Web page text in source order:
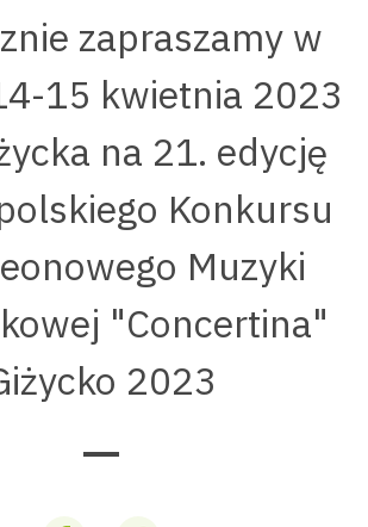
zapraszamy w
15 kwietnia 2023
na 21. edycję
Konkursu
Muzyki
"Concertina"
2023